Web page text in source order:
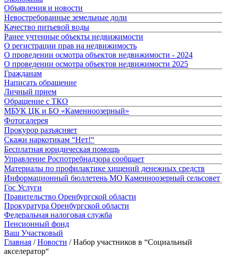
Объявления и новости
Невостребованные земельные доли
Качество питьевой воды
Ранее учтенные объекты недвижимости
О регистрации прав на недвижимость
О проведении осмотра объектов недвижимости - 2024
О проведении осмотра объектов недвижимости 2025
Гражданам
Написать обращение
Личный прием
Обращение с ТКО
МБУК ЦК и БО «Каменноозерный»
Фотогалерея
Прокурор разъясняет
Скажи наркотикам “Нет!“
Бесплатная юридическая помощь
Управление Роспотребнадзора сообщает
Материалы по профилактике хищений денежных средств
Информационный бюллетень МО Каменноозерный сельсовет
Гос Услуги
Правительство Оренбургской области
Прокуратура Оренбургской области
Федеральная налоговая служба
Пенсионный фонд
Ваш Участковый
Главная /Новости /Набор участников в “Социальный
акселератор“